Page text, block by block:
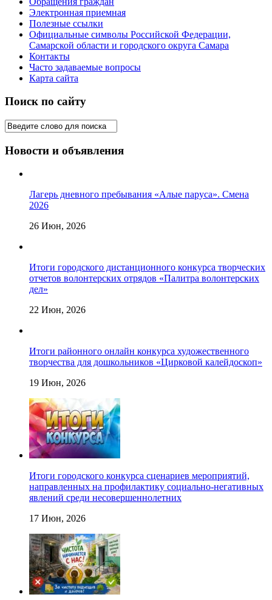
Электронная приемная
Полезные ссылки
Официальные символы Российской Федерации,
Самарской области и городского округа Самара
Контакты
Часто задаваемые вопросы
Карта сайта
Поиск по сайту
Новости и объявления
Лагерь дневного пребывания «Алые паруса». Смена
2026
26 Июн, 2026
Итоги городского дистанционного конкурса творческих
отчетов волонтерских отрядов «Палитра волонтерских
дел»
22 Июн, 2026
Итоги районного онлайн конкурса художественного
творчества для дошкольников «Цирковой калейдоскоп»
19 Июн, 2026
Итоги городского конкурса сценариев мероприятий,
направленных на профилактику социально-негативных
явлений среди несовершеннолетних
17 Июн, 2026